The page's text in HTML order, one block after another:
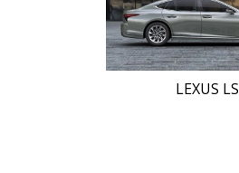
LEXUS LS